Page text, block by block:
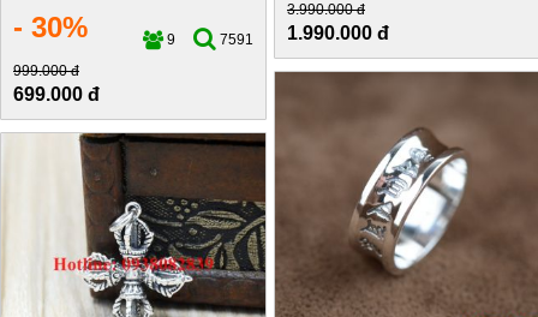
3.990.000 đ
1.990.000 đ
- 30% 9
7591
999.000 đ
699.000 đ